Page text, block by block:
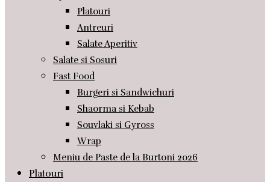
Platouri
Antreuri
Salate Aperitiv
Salate si Sosuri
Fast Food
Burgeri si Sandwichuri
Shaorma si Kebab
Souvlaki si Gyross
Wrap
Meniu de Paste de la Burtoni 2026
Platouri